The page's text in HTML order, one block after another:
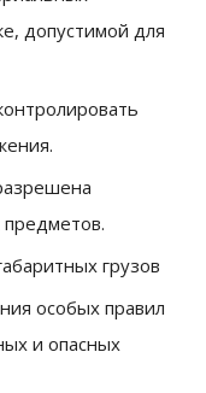
допустимой для
предметов.
грузов
особых правил
и опасных